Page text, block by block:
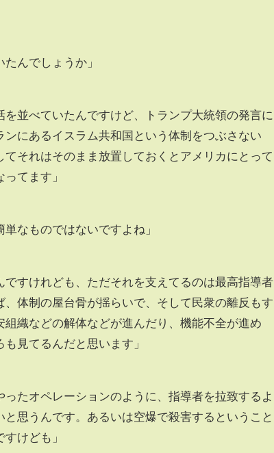
んでしょうか」
を並べていたんですけど、トランプ大統領の発言に
にあるイスラム共和国という体制をつぶさない
それはそのまま放置しておくとアメリカにとって
てます」
なものではないですよね」
ですけれども、ただそれを支えてるのは最高指導者
体制の屋台骨が揺らいで、そして民衆の離反もす
織などの解体などが進んだり、機能不全が進め
見てるんだと思います」
ったオペレーションのように、指導者を拉致するよ
思うんです。あるいは空爆で殺害するということ
けども」